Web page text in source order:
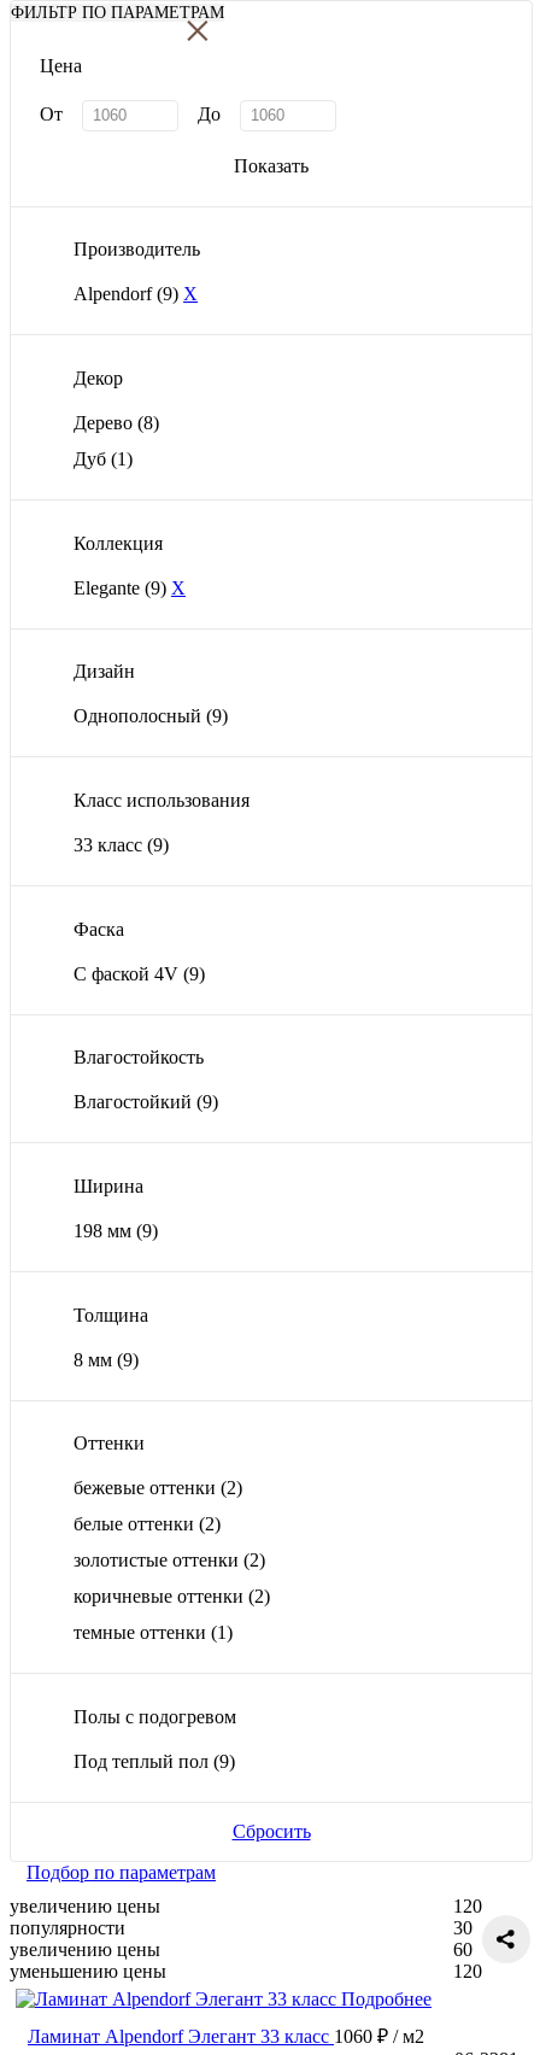
ФИЛЬТР ПО ПАРАМЕТРАМ
×
Цена
От До
Показать
Производитель
Alpendorf(9) X
Декор
Дерево (8)
Дуб (1)
Коллекция
Elegante (9) X
Дизайн
Однополосный (9)
Класс использования
33 класс (9)
Фаска
С фаской 4V (9)
Влагостойкость
Влагостойкий (9)
Ширина
198 мм (9)
Толщина
8 мм (9)
Оттенки
бежевые оттенки (2)
белые оттенки (2)
золотистые оттенки (2)
коричневые оттенки (2)
темные оттенки (1)
Полы с подогревом
Под теплый пол (9)
Сбросить
Подбор по параметрам
увеличению цены
популярности
увеличению цены
уменьшению цены
120
30
60
120
Подробнее
Ламинат Alpendorf Элегант 33 класс 1060 ₽ / м2